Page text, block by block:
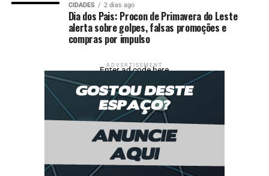
Comentários
RELATED TOPICS: ÁLBUM BETHÂNIA
MÚSICA
PF apreende eletrônicos e anabolizantes no aeroporto
de Londrina/PR
PF conclui gestão à frente da Secretaria-Executiva da
AMERIPOL em cerimônia em Bogotá
CIDADES 2 dias ago
Dia dos Pais: Procon de Primavera do Leste
alerta sobre golpes, falsas promoções e
compras por impulso
ADVERTISEMENT
Enter ad code here